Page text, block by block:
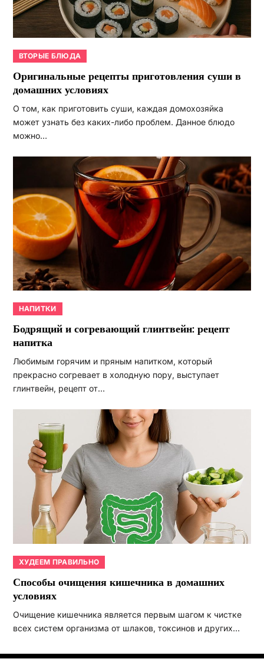
ВТОРЫЕ БЛЮДА
Оригинальные рецепты приготовления суши в
домашних условиях
О том, как приготовить суши, каждая домохозяйка
может узнать без каких-либо проблем. Данное блюдо
можно…
НАПИТКИ
Бодрящий и согревающий глинтвейн: рецепт
напитка
Любимым горячим и пряным напитком, который
прекрасно согревает в холодную пору, выступает
глинтвейн, рецепт от…
ХУДЕЕМ ПРАВИЛЬНО
Способы очищения кишечника в домашних
условиях
Очищение кишечника является первым шагом к чистке
всех систем организма от шлаков, токсинов и других…